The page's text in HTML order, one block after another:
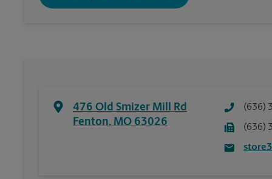
476 Old Smizer Mill Rd
Fenton, MO 63026
(636)
(636)